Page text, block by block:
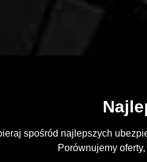
spośród najlepszych
Porównujemy